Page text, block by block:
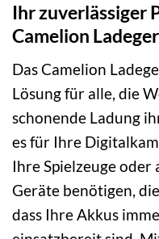
Ihr zuverlässiger
Camelion
Das Camelion
Lösung für alle, die
schonende Ladung
es für Ihre
Ihre Spielzeuge
Geräte benötigen,
dass Ihre Akkus